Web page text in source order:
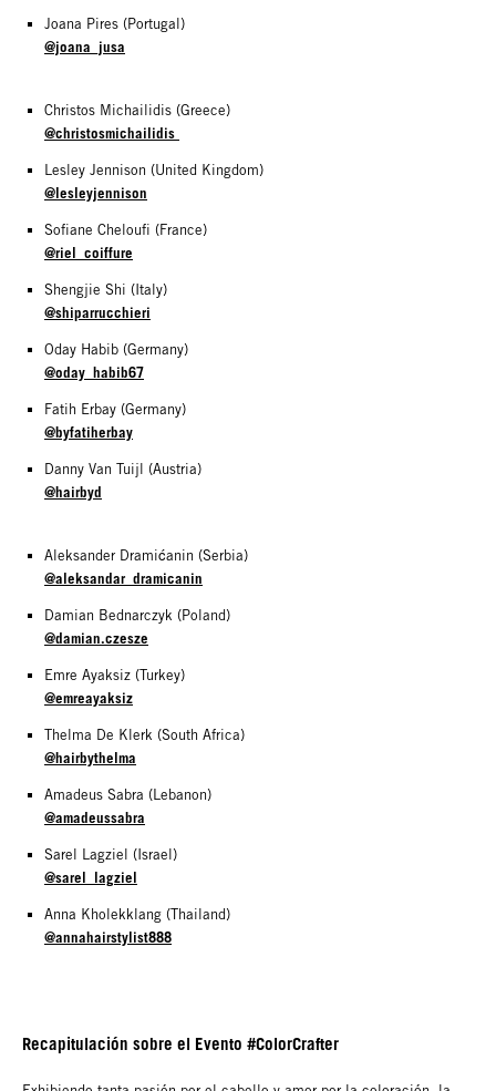
Joana Pires (Portugal)
@joana_jusa
Christos Michailidis (Greece)
@christosmichailidis
Lesley Jennison (United Kingdom)
@lesleyjennison
Sofiane Cheloufi (France)
@riel_coiffure
Shengjie Shi (Italy)
@shiparrucchieri
Oday Habib (Germany)
@oday_habib67
Fatih Erbay (Germany)
@byfatiherbay
Danny Van Tuijl (Austria)
@hairbyd
Aleksander Dramićanin (Serbia)
@aleksandar_dramicanin
Damian Bednarczyk (Poland)
@damian.czesze
Emre Ayaksiz (Turkey)
@emreayaksiz
Thelma De Klerk (South Africa)
@hairbythelma
Amadeus Sabra (Lebanon)
@amadeussabra
Sarel Lagziel (Israel)
@sarel_lagziel
Anna Kholekklang (Thailand)
@annahairstylist888
Recapitulación sobre el Evento #ColorCrafter